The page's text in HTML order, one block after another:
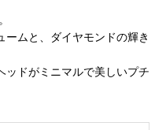
ムと、ダイヤモンドの輝き
ッドがミニマルで美しいプチ